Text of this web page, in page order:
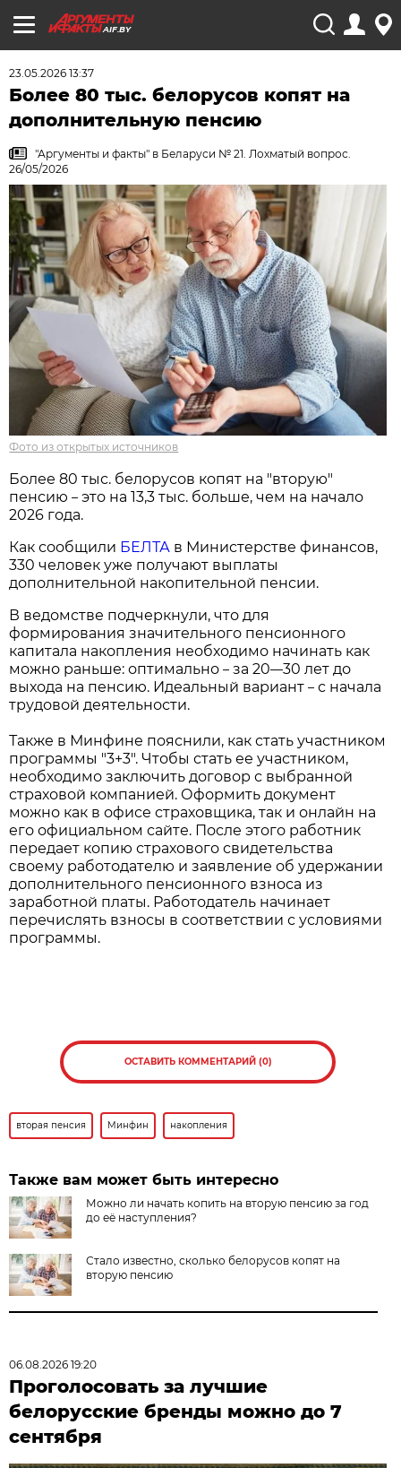
AIF.BY
23.05.2026 13:37
Более 80 тыс. белорусов копят на
дополнительную пенсию
"Аргументы и факты" в Беларуси № 21. Лохматый вопрос.
26/05/2026
Фото из открытых источников
Более 80 тыс. белорусов копят на "вторую"
пенсию– это на 13,3 тыс. больше, чем на начало
2026 года.
Как сообщили БЕЛТА в Министерстве финансов,
330 человек уже получают выплаты
дополнительной накопительной пенсии.
В ведомстве подчеркнули, что для
формирования значительного пенсионного
капитала накопления необходимо начинать как
можно раньше: оптимально– за 20––30 лет до
выхода на пенсию. Идеальный вариант– с начала
трудовой деятельности.
Также в Минфине пояснили, как стать участником
программы "3+3". Чтобы стать ее участником,
необходимо заключить договор с выбранной
страховой компанией. Оформить документ
можно как в офисе страховщика, так и онлайн на
его официальном сайте. После этого работник
передает копию страхового свидетельства
своему работодателю и заявление об удержании
дополнительного пенсионного взноса из
заработной платы. Работодатель начинает
перечислять взносы в соответствии с условиями
программы.
ОСТАВИТЬ КОММЕНТАРИЙ (0)
вторая пенсия Минфин накопления
Также вам может быть интересно
Можно ли начать копить на вторую пенсию за год
до её наступления?
Стало известно, сколько белорусов копят на
вторую пенсию
06.08.2026 19:20
Проголосовать за лучшие
белорусские бренды можно до 7
сентября